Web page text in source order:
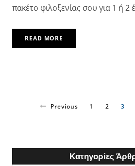
πακέτο φιλοξενίας σου για 1 ή 2
READ MORE
Previous 1 2 3
Κατηγορίες